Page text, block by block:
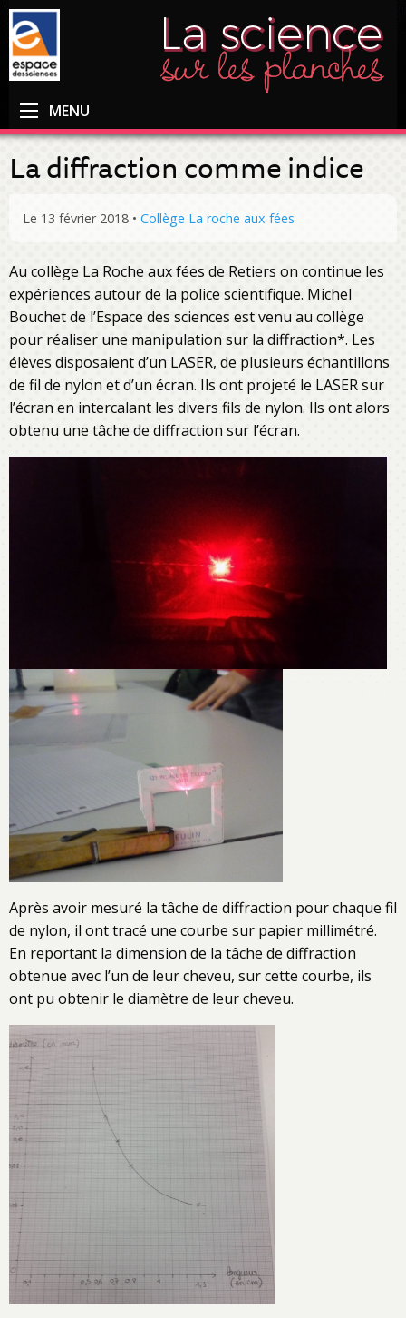
MENU
La diffraction comme indice
Le 13 février 2018 • Collège La roche aux fées
Au collège La Roche aux fées de Retiers on continue les
expériences autour de la police scientifique. Michel
Bouchet de l’Espace des sciences est venu au collège
pour réaliser une manipulation sur la diffraction*. Les
élèves disposaient d’un LASER, de plusieurs échantillons
de fil de nylon et d’un écran. Ils ont projeté le LASER sur
l’écran en intercalant les divers fils de nylon. Ils ont alors
obtenu une tâche de diffraction sur l’écran.
Après avoir mesuré la tâche de diffraction pour chaque fil
de nylon, il ont tracé une courbe sur papier millimétré.
En reportant la dimension de la tâche de diffraction
obtenue avec l’un de leur cheveu, sur cette courbe, ils
ont pu obtenir le diamètre de leur cheveu.